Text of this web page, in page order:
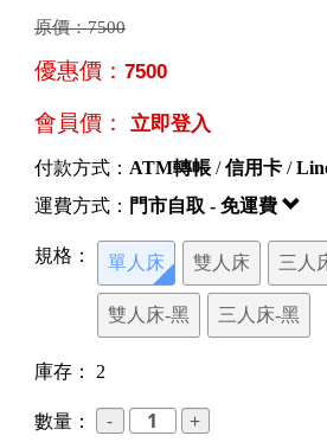
原價：7500
優惠價： 7500
會員價： 立即登入
付款方式： ATM轉帳/信用卡/
運費方式： 門市自取 - 免運費
規格： 單人床 雙人床 三人
雙人床-黑 三人床-黑
庫存： 2
數量：